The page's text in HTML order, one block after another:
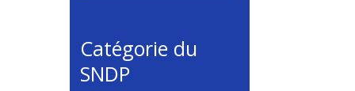
Catégorie du
SNDP